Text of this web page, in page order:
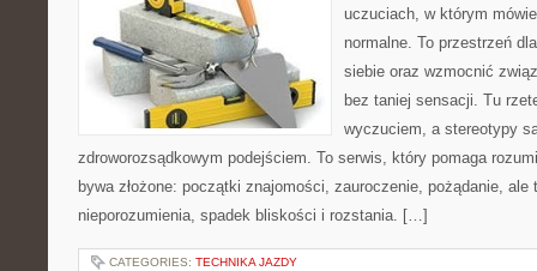
uczuciach, w którym
normalne. To przestrzeń
siebie oraz wzmocnić
bez taniej sensacji. Tu
wyczuciem, a stereotypy
zdroworozsądkowym podejściem. To serwis, który pomaga
bywa złożone: początki znajomości, zauroczenie, pożądanie,
nieporozumienia, spadek bliskości i rozstania. […]
CATEGORIES: TECHNIKA JAZDY